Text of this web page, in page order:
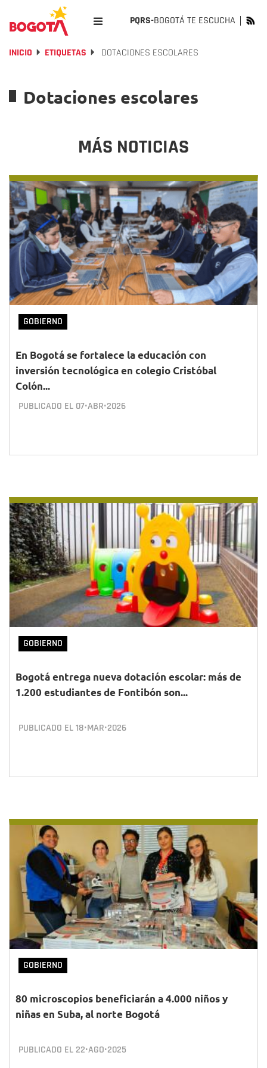
PQRS-BOGOTÁ TE ESCUCHA
INICIO ETIQUETAS DOTACIONES ESCOLARES
Dotaciones escolares
MÁS NOTICIAS
GOBIERNO
En Bogotá se fortalece la educación con
inversión tecnológica en colegio Cristóbal
Colón...
PUBLICADO EL 07•ABR•2026
GOBIERNO
Bogotá entrega nueva dotación escolar: más de
1.200 estudiantes de Fontibón son...
PUBLICADO EL18•MAR•2026
GOBIERNO
80 microscopios beneficiarán a 4.000 niños y
niñas en Suba, al norte Bogotá
PUBLICADO EL 22•AGO•2025